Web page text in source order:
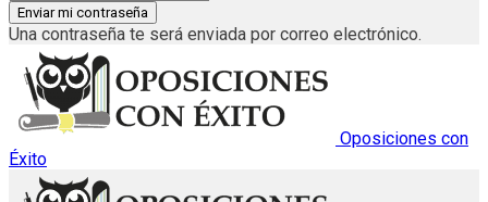
Una contraseña te será enviada por correo electrónico.
Oposiciones con
Éxito